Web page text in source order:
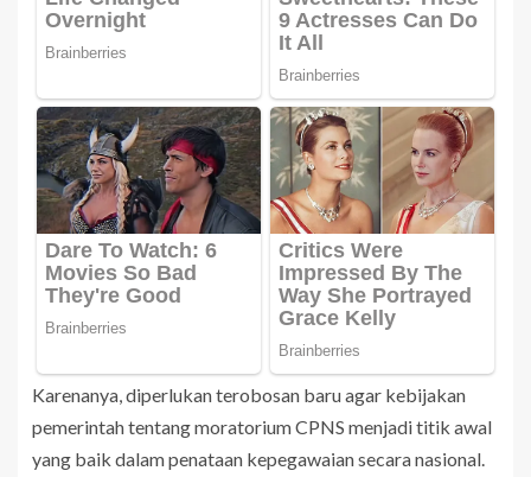
Karenanya, diperlukan terobosan baru agar kebijakan
pemerintah tentang moratorium CPNS menjadi titik awal
yang baik dalam penataan kepegawaian secara nasional.